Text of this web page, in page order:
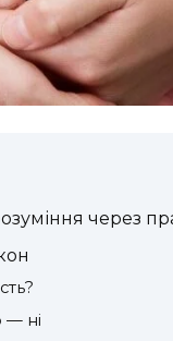
через
— ні